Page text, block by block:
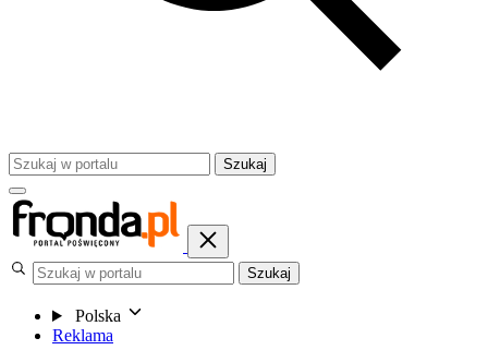
Szukaj
Szukaj
Polska
Reklama